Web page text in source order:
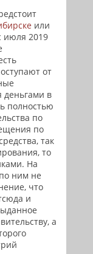
или
июля 2019
от
деньгами в
полностью
по
по
так
то
На
ним не
что
и
а